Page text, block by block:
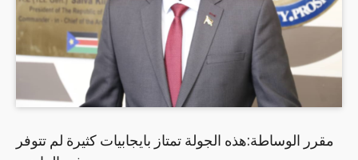
مقرر الوساطة:هذه الجولة تمتاز بايجابيات كثيرة لم تتوفر